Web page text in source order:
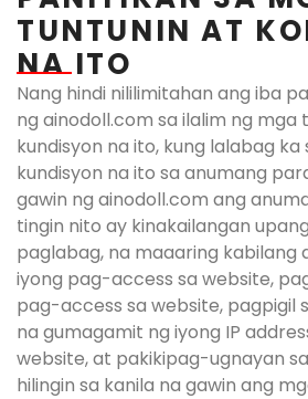
TUNTUNIN AT
NA ITO​
Nang hindi nililimitahan ang iba
ng ainodoll.com sa ilalim ng mga
kundisyon na ito, kung lalabag
kundisyon na ito sa anumang
gawin ng ainodoll.com ang
tingin nito ay kinakailangan
paglabag, na maaaring kabilang
iyong pag-access sa website,
pag-access sa website, pagpigil
na gumagamit ng iyong IP
website, at pakikipag-ugnayan
hilingin sa kanila na gawin ang